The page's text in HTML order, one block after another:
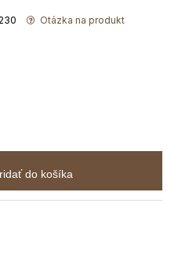
Otázka na produkt
do košíka